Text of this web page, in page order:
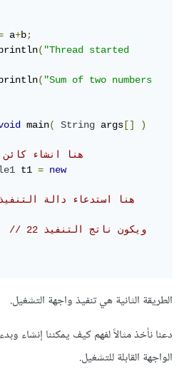
= a+b;
println("Thread started
println("Sum of two numbers
void main( String args []
)
t1 =
new
// ويكون ناتج التنفيذ 22
الطريقة الثانية هي تنفيذ واجهة التشغيل.
الواجهة القابلة للتشغيل.